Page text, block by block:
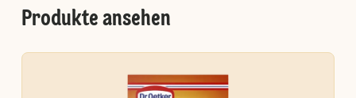
Produkte ansehen